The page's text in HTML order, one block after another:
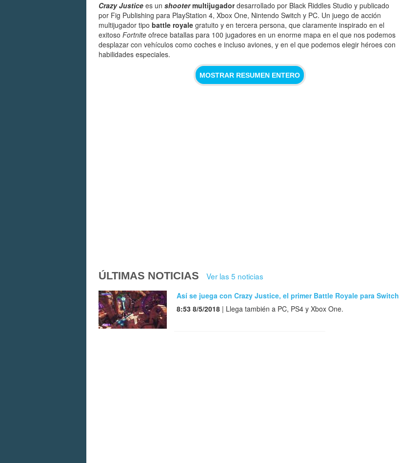
Crazy Justice es un shootermultijugadordesarrollado por Black Riddles Studio y publicado
por Fig Publishing para PlayStation 4, Xbox One, Nintendo Switch y PC. Un juego de acción
multijugador tipo battle royale gratuito y en tercera persona, que claramente inspirado en el
exitoso Fortnite ofrece batallas para 100 jugadores en un enorme mapa en el que nos podemos
desplazar con vehículos como coches e incluso aviones, y en el que podemos elegir héroes con
habilidades especiales.
MOSTRAR RESUMEN ENTERO
ÚLTIMAS NOTICIAS Ver las 5 noticias
Así se juega con Crazy Justice, el primer Battle Royale para Switch
8:53 8/5/2018 | Llega también a PC, PS4 y Xbox One.